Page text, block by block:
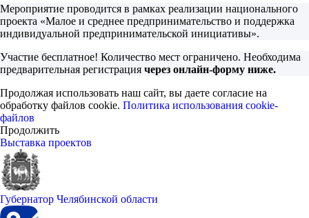
Мероприятие проводится в рамках реализации национального
проекта «Малое и среднее предпринимательство и поддержка
индивидуальной предпринимательской инициативы».
Участие бесплатное! Количество мест ограничено. Необходима
предварительная регистрация через онлайн-форму ниже.
Продолжая использовать наш сайт, вы даете согласие на
обработку файлов cookie. Политика использования cookie-
файлов
Продолжить
Выставка проектов
Губернатор Челябинской области